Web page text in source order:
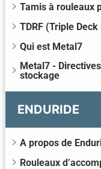
Tamis à rouleaux
TDRF (Triple
Qui est Metal7
Metal7 -
stockage
ENDURIDE
A propos de
Rouleaux